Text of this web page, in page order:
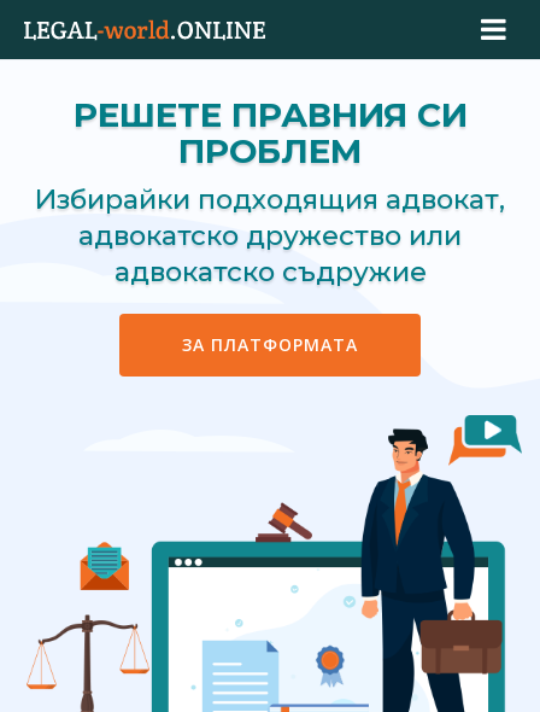
РЕШЕТЕ ПРАВНИЯ СИ
ПРОБЛЕМ
Избирайки подходящия адвокат,
адвокатско дружество или
адвокатско съдружие
ЗА ПЛАТФОРМАТА